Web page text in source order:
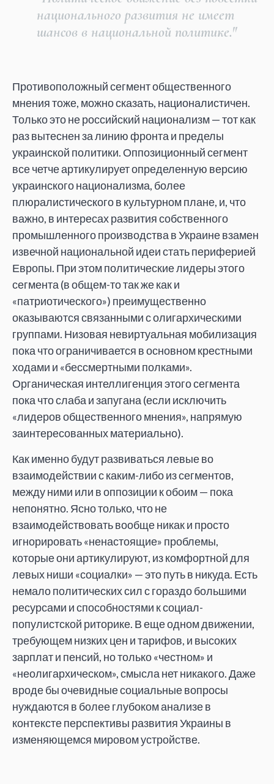
национального развития не имеет
шансов в национальной политике."
Противоположный сегмент общественного
мнения тоже, можно сказать, националистичен.
Только это не российский национализм — тот как
раз вытеснен за линию фронта и пределы
украинской политики. Оппозиционный сегмент
все четче артикулирует определенную версию
украинского национализма, более
плюралистического в культурном плане, и, что
важно, в интересах развития собственного
промышленного производства в Украине взамен
извечной национальной идеи стать периферией
Европы. При этом политические лидеры этого
сегмента (в общем-то так же как и
«патриотического») преимущественно
оказываются связанными с олигархическими
группами. Низовая невиртуальная мобилизация
пока что ограничивается в основном крестными
ходами и «бессмертными полками».
Органическая интеллигенция этого сегмента
пока что слаба и запугана (если исключить
«лидеров общественного мнения», напрямую
заинтересованных материально).
Как именно будут развиваться левые во
взаимодействии с каким-либо из сегментов,
между ними или в оппозиции к обоим — пока
непонятно. Ясно только, что не
взаимодействовать вообще никак и просто
игнорировать «ненастоящие» проблемы,
которые они артикулируют, из комфортной для
левых ниши «социалки» — это путь в никуда. Есть
немало политических сил с гораздо большими
ресурсами и способностями к социал-
популистской риторике. В еще одном движении,
требующем низких цен и тарифов, и высоких
зарплат и пенсий, но только «честном» и
«неолигархическом», смысла нет никакого. Даже
вроде бы очевидные социальные вопросы
нуждаются в более глубоком анализе в
контексте перспективы развития Украины в
изменяющемся мировом устройстве.